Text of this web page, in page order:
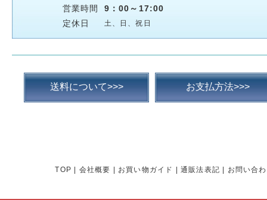
営業時間
9：00～17:00
定休日
土、日、祝日
送料について>>> お支払方法>>>
TOP 会社概要 お買い物ガイド 通販法表記 お問い合